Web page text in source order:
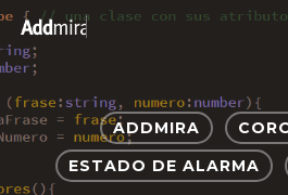
Skip
main
content
ADDMIRA
ESTADO DE ALARMA